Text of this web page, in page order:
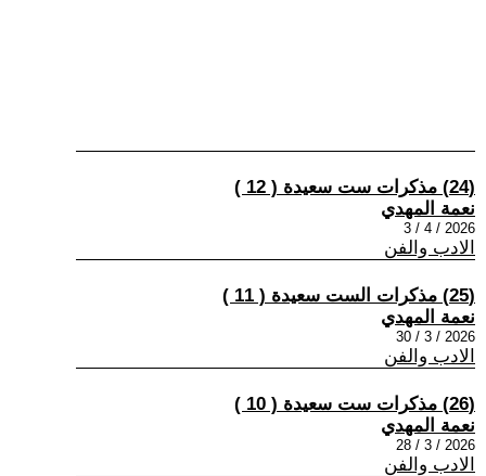
(24) مذكرات ست سعيدة ( 12 )
نعمة المهدي
2026 / 4 / 3
الادب والفن
(25) مذكرات الست سعيدة ( 11 )
نعمة المهدي
2026 / 3 / 30
الادب والفن
(26) مذكرات ست سعيدة ( 10 )
نعمة المهدي
2026 / 3 / 28
الادب والفن